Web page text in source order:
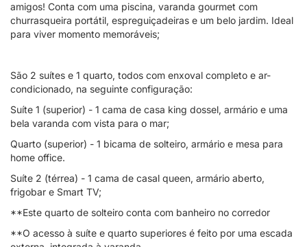
amigos! Conta com uma piscina, varanda gourmet com
churrasqueira portátil, espreguiçadeiras e um belo jardim. Ideal
para viver momento memoráveis;
São 2 suítes e 1 quarto, todos com enxoval completo e ar-
condicionado, na seguinte configuração:
Suíte 1 (superior) - 1 cama de casa king dossel, armário e uma
bela varanda com vista para o mar;
Quarto (superior) - 1 bicama de solteiro, armário e mesa para
home office.
Suíte 2 (térrea) - 1 cama de casal queen, armário aberto,
frigobar e Smart TV;
**Este quarto de solteiro conta com banheiro no corredor
**O acesso à suíte e quarto superiores é feito por uma escada